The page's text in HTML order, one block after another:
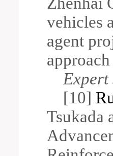
vehicles
agent
approach
Expert
[10]
Tsukada